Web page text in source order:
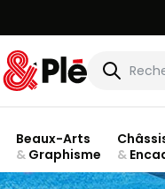
Beaux-Arts
&Graphisme
&